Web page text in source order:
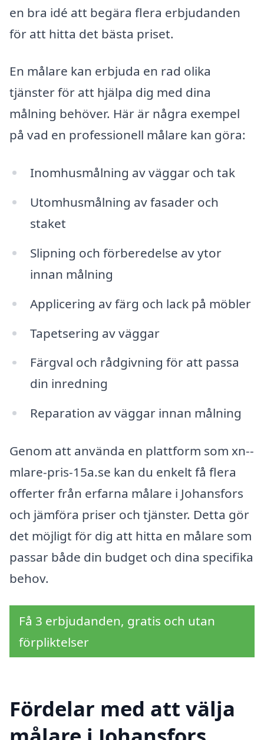
en bra idé att begära flera erbjudanden
för att hitta det bästa priset.
En målare kan erbjuda en rad olika
tjänster för att hjälpa dig med dina
målning behöver. Här är några exempel
på vad en professionell målare kan göra:
Inomhusmålning av väggar och tak
Utomhusmålning av fasader och
staket
Slipning och förberedelse av ytor
innan målning
Applicering av färg och lack på möbler
Tapetsering av väggar
Färgval och rådgivning för att passa
din inredning
Reparation av väggar innan målning
Genom att använda en plattform som xn--
mlare-pris-15a.se kan du enkelt få flera
offerter från erfarna målare i Johansfors
och jämföra priser och tjänster. Detta gör
det möjligt för dig att hitta en målare som
passar både din budget och dina specifika
behov.
Få 3 erbjudanden, gratis och utan
förpliktelser
Fördelar med att välja